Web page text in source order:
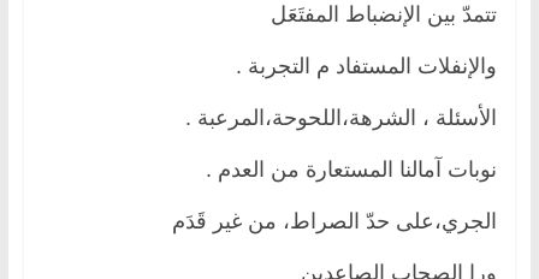
تتمدّ بين الإنضباط المفتَعَل
والإنفلات المستفاد م التجربة .
الأسئلة ، الشرهة،اللحوحة،المرعبة .
نوبات آمالنا المستعارة من العدم .
الجري،على حدّ الصراط، من غير قَدَم
ورا الصحاب الصاعدين